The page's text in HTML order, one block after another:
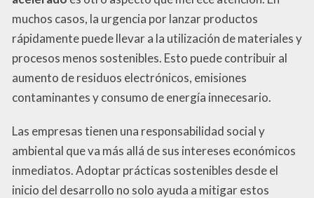
muchos casos, la urgencia por lanzar productos
rápidamente puede llevar a la utilización de materiales y
procesos menos sostenibles. Esto puede contribuir al
aumento de residuos electrónicos, emisiones
contaminantes y consumo de energía innecesario.
Las empresas tienen una responsabilidad social y
ambiental que va más allá de sus intereses económicos
inmediatos. Adoptar prácticas sostenibles desde el
inicio del desarrollo no solo ayuda a mitigar estos